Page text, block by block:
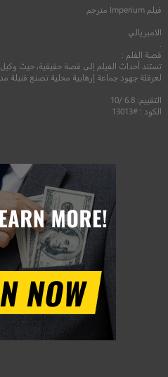
فيلم Imperium مترجم
الامبريالي
قصة الفلم :
تستند أحداث الفيلم إلى قصة حقيقية، حيث
لعرقلة جهود جماعة إرهابية محلية تصنع قنبلة
التقييم: 6.8 /10
الكود : #13013